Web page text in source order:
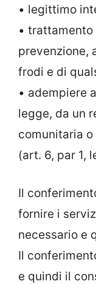
• legittimo
•
prevenzione,
frodi e di
• adempiere
legge, da un
comunitaria o
(art. 6, par 1,
Il
fornire i
necessario e
Il
e quindi il